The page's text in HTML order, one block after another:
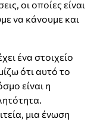
οι οποίες είναι
να κάνουμε και
ένα στοιχείο
ότι αυτό το
είναι η
μια ένωση